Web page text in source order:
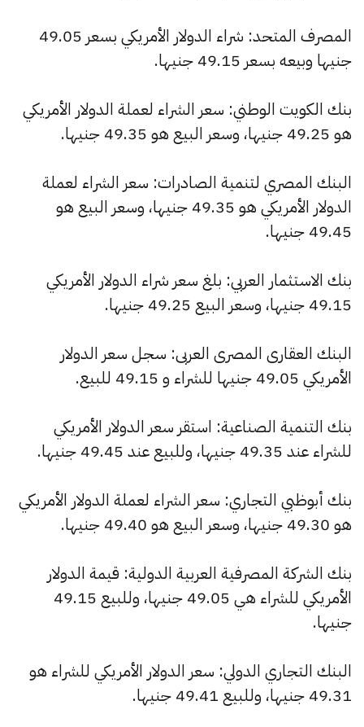
المصرف المتحد: شراء الدولار الأمريكي بسعر 49.05
جنيها وبيعه بسعر 49.15 جنيها.
بنك الكويت الوطني: سعر الشراء لعملة الدولار الأمريكي
هو 49.25 جنيها، وسعر البيع هو 49.35 جنيها.
البنك المصري لتنمية الصادرات: سعر الشراء لعملة
الدولار الأمريكي هو 49.35 جنيها، وسعر البيع هو
49.45 جنيها.
بنك الاستثمار العربي: بلغ سعر شراء الدولار الأمريكي
49.15 جنيها، وسعر البيع 49.25 جنيها.
البنك العقارى المصرى العربى: سجل سعر الدولار
الأمريكي 49.05 جنيها للشراء و 49.15 للبيع.
بنك التنمية الصناعية: استقر سعر الدولار الأمريكي
للشراء عند 49.35 جنيها، وللبيع عند 49.45 جنيها.
بنك أبوظبي التجاري: سعر الشراء لعملة الدولار الأمريكي
هو 49.30 جنيها، وسعر البيع هو 49.40 جنيها.
بنك الشركة المصرفية العربية الدولية: قيمة الدولار
الأمريكي للشراء هي 49.05 جنيها، وللبيع 49.15
جنيها.
البنك التجاري الدولي: سعر الدولار الأمريكي للشراء هو
49.31 جنيها، وللبيع 49.41 جنيها.